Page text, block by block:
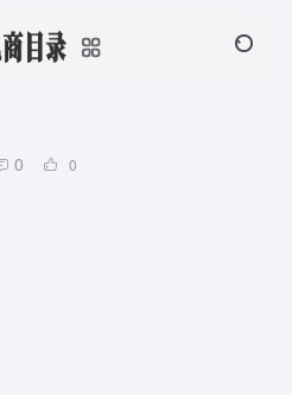
0 0